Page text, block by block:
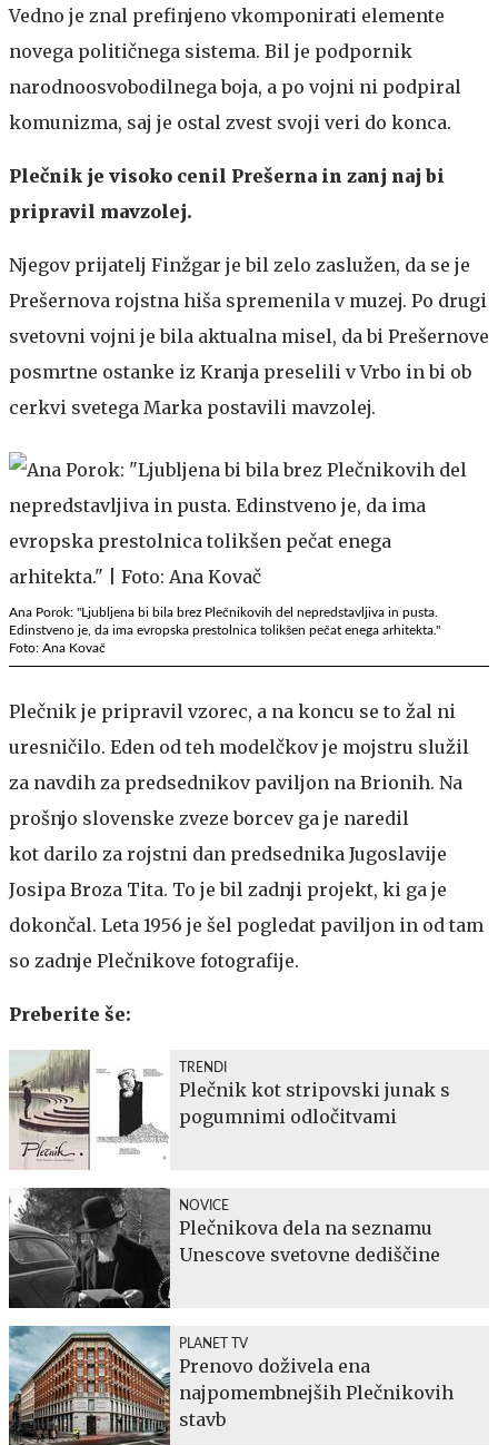
Vedno je znal prefinjeno vkomponirati elemente
novega političnega sistema. Bil je podpornik
narodnoosvobodilnega boja, a po vojni ni podpiral
komunizma, saj je ostal zvest svoji veri do konca.
Plečnik je visoko cenil Prešerna in zanj naj bi
pripravil mavzolej.
Njegov prijatelj Finžgar je bil zelo zaslužen, da se je
Prešernova rojstna hiša spremenila v muzej. Po drugi
svetovni vojni je bila aktualna misel, da bi Prešernove
posmrtne ostanke iz Kranja preselili v Vrbo in bi ob
cerkvi svetega Marka postavili mavzolej.
Ana Porok: "Ljubljena bi bila brez Plečnikovih del nepredstavljiva in pusta.
Edinstveno je, da ima evropska prestolnica tolikšen pečat enega arhitekta."
Foto: Ana Kovač
Plečnik je pripravil vzorec, a na koncu se to žal ni
uresničilo. Eden od teh modelčkov je mojstru služil
za navdih za predsednikov paviljon na Brionih. Na
prošnjo slovenske zveze borcev ga je naredil
kot darilo za rojstni dan predsednika Jugoslavije
Josipa Broza Tita. To je bil zadnji projekt, ki ga je
dokončal. Leta 1956 je šel pogledat paviljon in od tam
so zadnje Plečnikove fotografije.
Preberite še:
TRENDI
Plečnik kot stripovski junak s
pogumnimi odločitvami
NOVICE
Plečnikova dela na seznamu
Unescove svetovne dediščine
PLANET TV
Prenovo doživela ena
najpomembnejših Plečnikovih
stavb